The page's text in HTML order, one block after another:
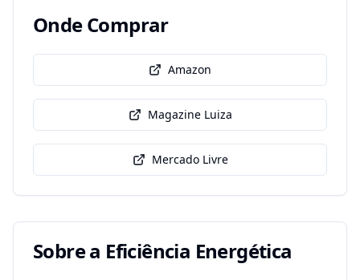
Onde Comprar
Amazon
Magazine Luiza
Mercado Livre
Sobre a Eficiência Energética